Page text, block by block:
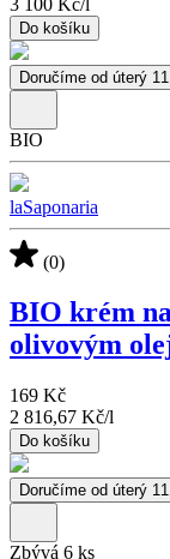
Do košíku
Doručíme od úterý
BIO
laSaponaria
(0)
BIO krém
olivovým
169 Kč
2 816,67 Kč/l
Do košíku
Doručíme od úterý
Zbývá 6 ks